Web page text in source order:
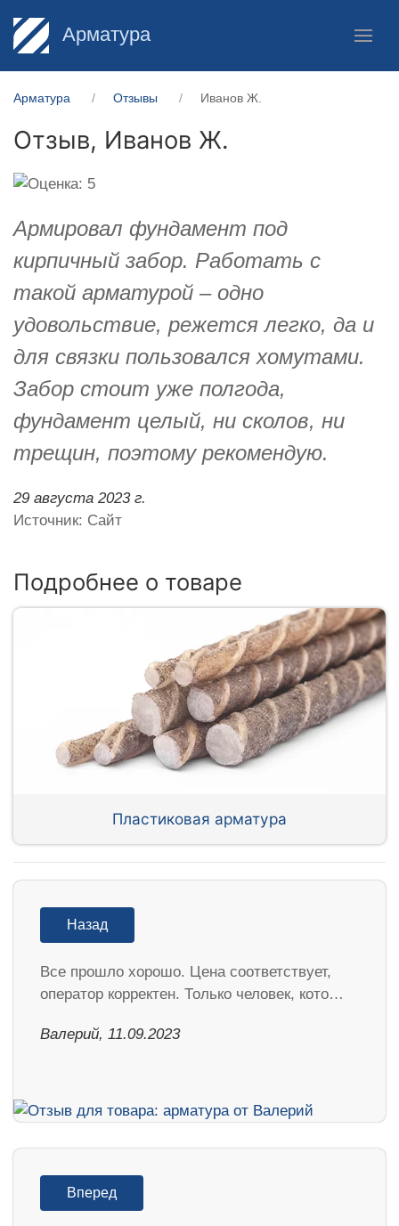
Арматура
Арматура Отзывы Иванов Ж.
Отзыв, Иванов Ж.
Армировал фундамент под
кирпичный забор. Работать с
такой арматурой – одно
удовольствие, режется легко, да и
для связки пользовался хомутами.
Забор стоит уже полгода,
фундамент целый, ни сколов, ни
трещин, поэтому рекомендую.
29 августа 2023 г.
Источник: Сайт
Подробнее о товаре
Пластиковая арматура
Назад
Все прошло хорошо. Цена соответствует,
оператор корректен. Только человек, кото…
Валерий, 11.09.2023
Вперед